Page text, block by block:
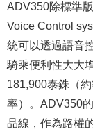
ADV350除標準
Voice Control
統可以透過語音
騎乘便利性大大
181,900泰銖（
率）。ADV350
品線，作為路權